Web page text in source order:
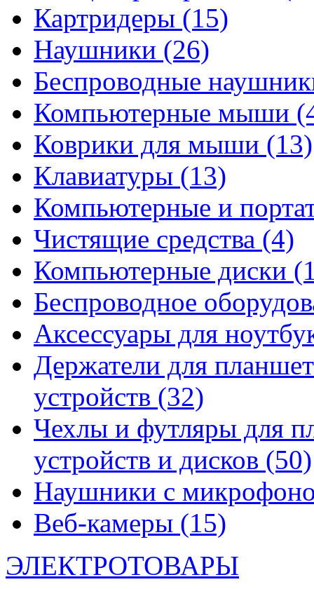
Картридеры (15)
Наушники (26)
Беспроводные
Компьютерные мыши
Коврики для мыши (13)
Клавиатуры (13)
Компьютерные и
Чистящие средства (4)
Компьютерные диски
Беспроводное
Аксессуары для
Держатели для
устройств (32)
Чехлы и футляры для
устройств и дисков (50)
Наушники с
Веб-камеры (15)
ЭЛЕКТРОТОВАРЫ